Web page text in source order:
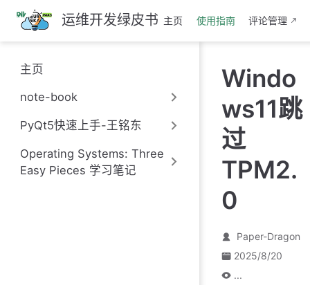
跳
至
主
要
內
运维开发绿皮书 主页 使用指南 评论管理
主页
note-book
PyQt5快速上手-王铭东
Operating Systems: Three
Easy Pieces 学习笔记
Windo
ws11跳
过
TPM2.
0
Paper-Dragon
2025/8/20
...